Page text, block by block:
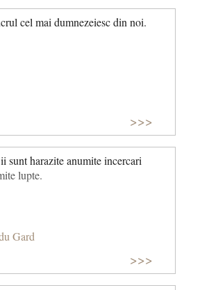
cel mai dumnezeiesc din noi.
>>>
sunt harazite anumite incercari
lupte.
Gard
>>>